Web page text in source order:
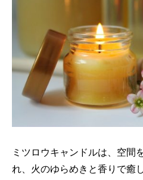
ミツロウキャンドルは、空間
れ、火のゆらめきと香りで癒